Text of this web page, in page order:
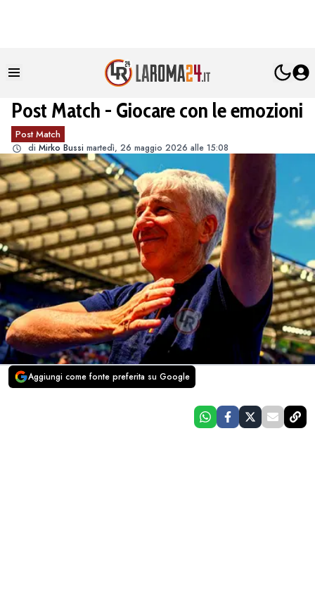
Post Match - Giocare con le emozioni
Post Match
di Mirko Bussi martedì, 26 maggio 2026 alle 15:08
Aggiungi come fonte preferita su Google